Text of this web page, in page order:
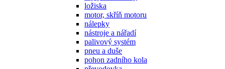
ložiska
motor, skříň motoru
nálepky
nástroje a nářadí
palivový systém
pneu a duše
pohon zadního kola